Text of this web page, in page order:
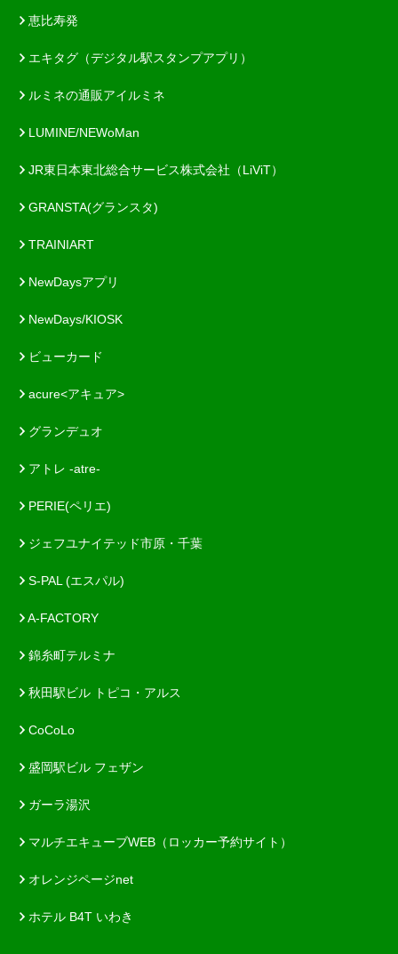
恵比寿発
エキタグ（デジタル駅スタンプアプリ）
ルミネの通販アイルミネ
LUMINE/NEWoMan
JR東日本東北総合サービス株式会社（LiViT）
GRANSTA(グランスタ)
TRAINIART
NewDaysアプリ
NewDays/KIOSK
ビューカード
acure<アキュア>
グランデュオ
アトレ -atre-
PERIE(ペリエ)
ジェフユナイテッド市原・千葉
S-PAL (エスパル)
A-FACTORY
錦糸町テルミナ
秋田駅ビル トピコ・アルス
CoCoLo
盛岡駅ビル フェザン
ガーラ湯沢
マルチエキューブWEB（ロッカー予約サイト）
オレンジページnet
ホテル B4T いわき